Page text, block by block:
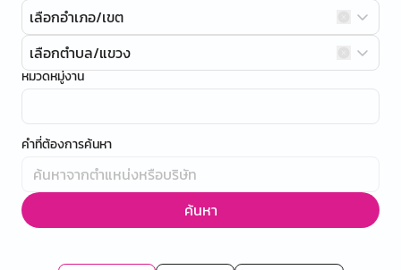
เลือกอำเภอ/เขต
เลือกตำบล/แขวง
หมวดหมู่งาน
คำที่ต้องการค้นหา
ค้นหา